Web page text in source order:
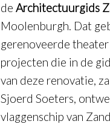
de Architectuurgids
Moolenburgh. Dat
gerenoveerde
projecten die in de
van deze renovatie,
Sjoerd Soeters,
vlaggenschip van